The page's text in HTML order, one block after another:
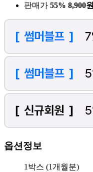
판매가 55% 8,900원
옵션정보
1박스 (1개월분)